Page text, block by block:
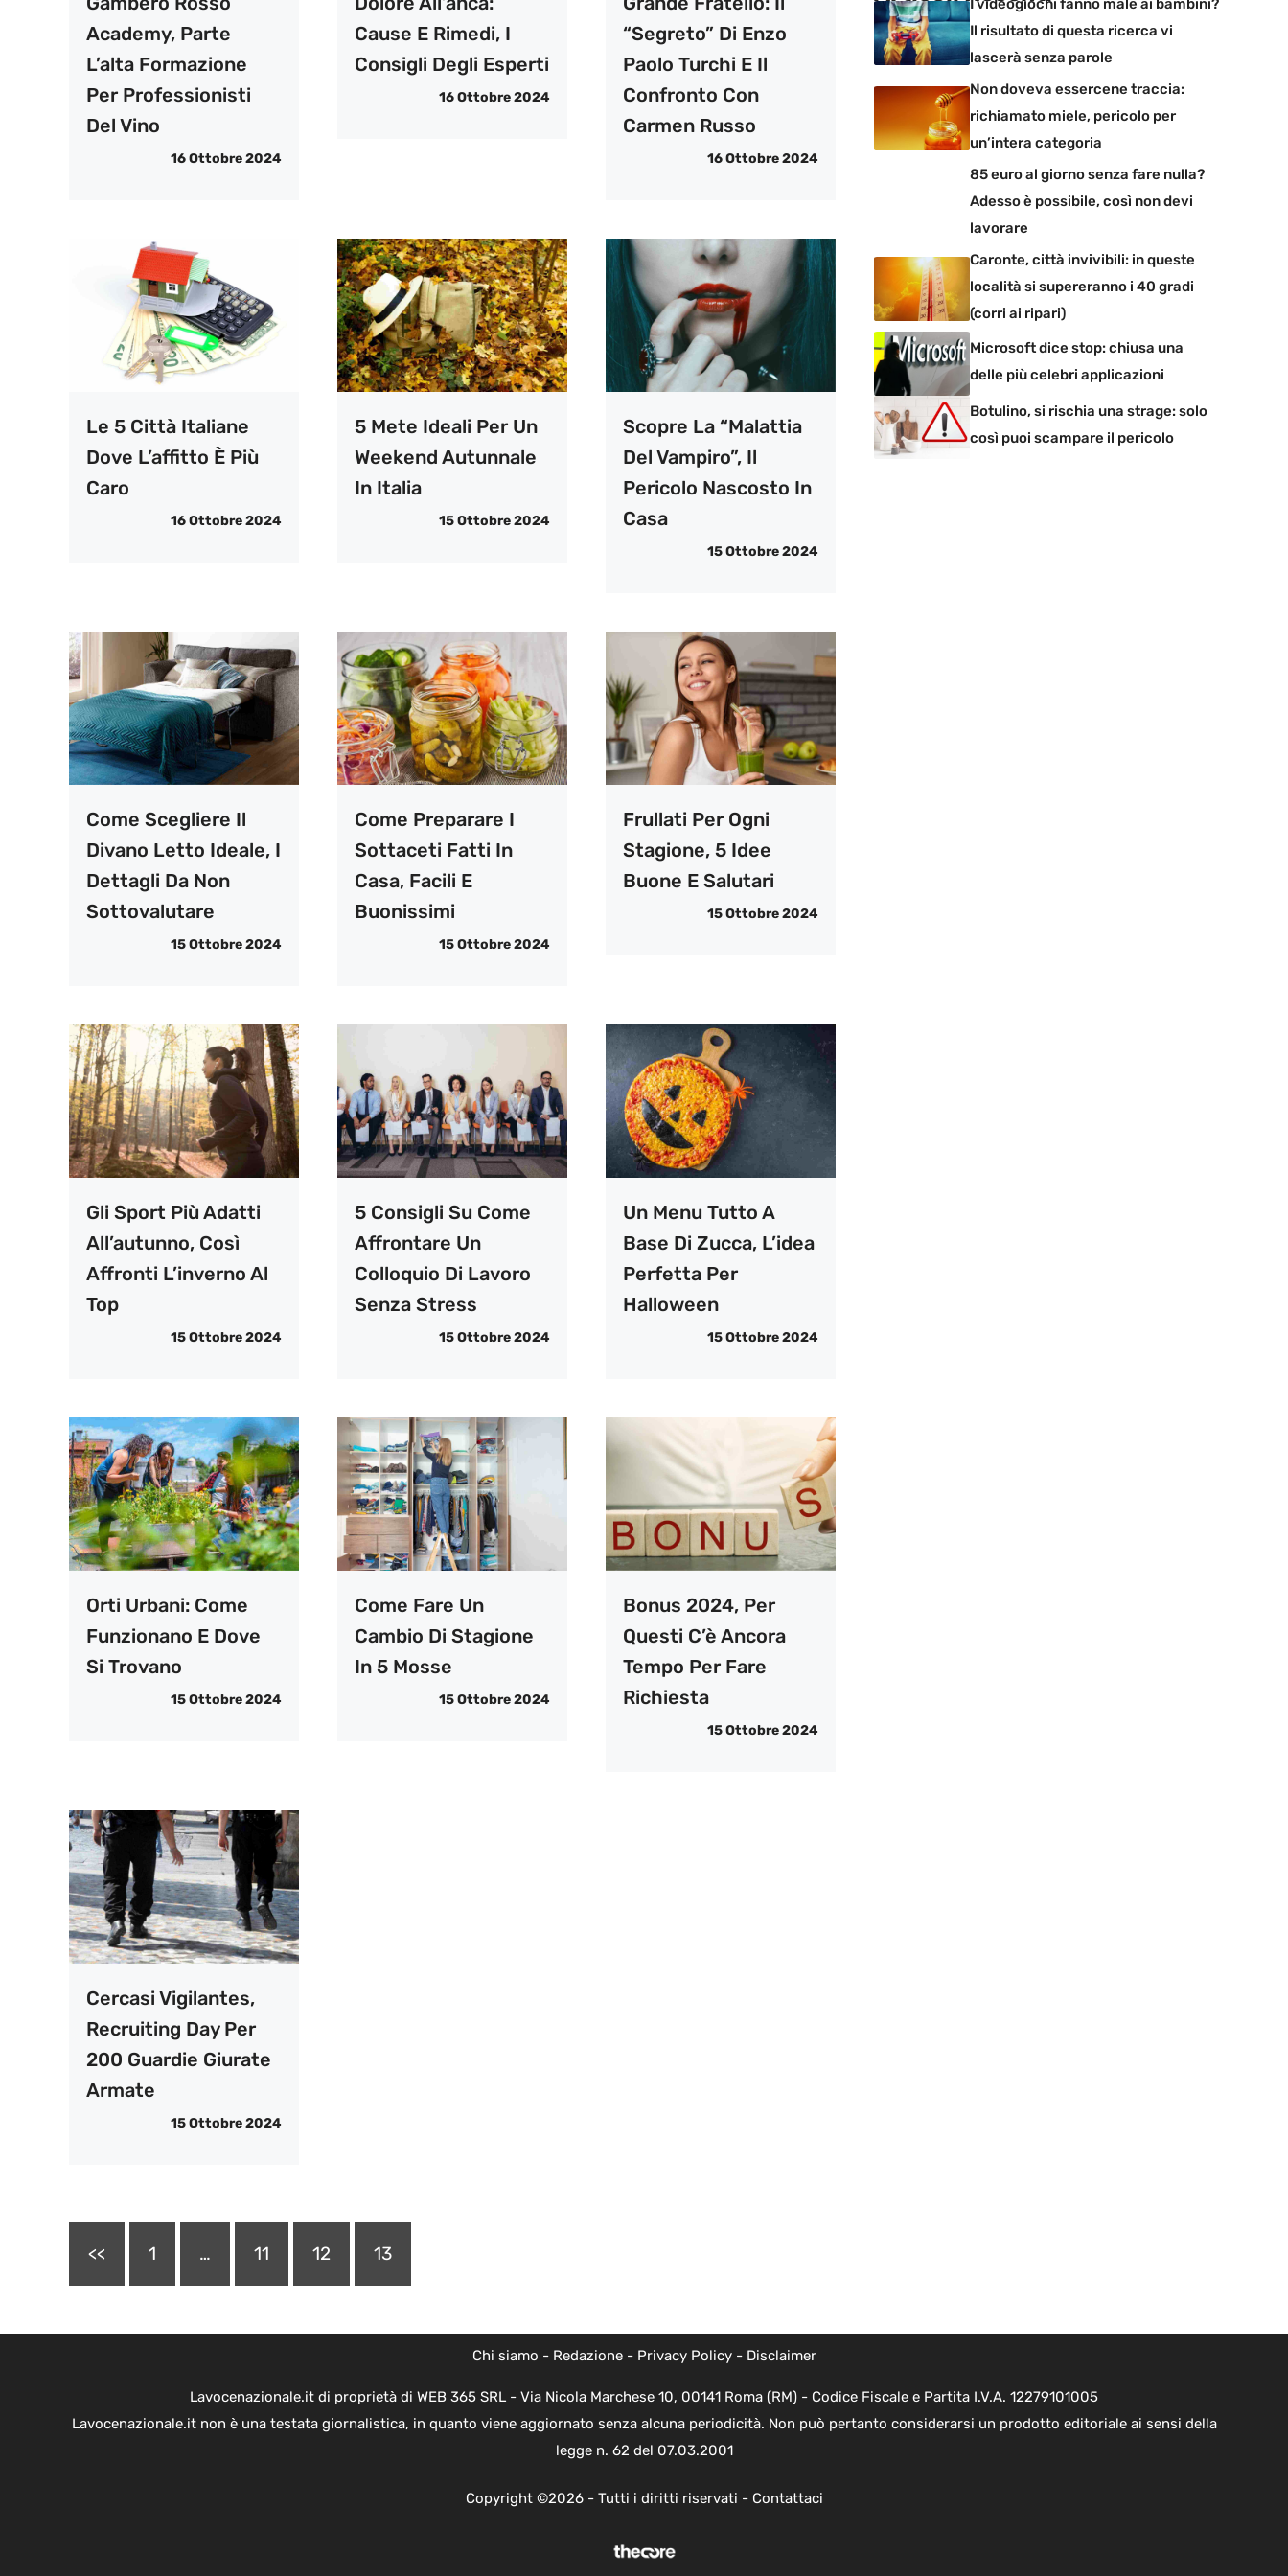
Academy, Parte
L’alta Formazione
Per Professionisti
Del Vino
16 Ottobre 2024
Cause E Rimedi, I
Consigli Degli Esperti
16 Ottobre 2024
“segreto” Di Enzo
Paolo Turchi E Il
Confronto Con
Carmen Russo
16 Ottobre 2024
Le 5 Città Italiane
Dove L’affitto È Più
Caro
16 Ottobre 2024
5 Mete Ideali Per Un
Weekend Autunnale
In Italia
15 Ottobre 2024
Scopre La “malattia
Del Vampiro”, Il
Pericolo Nascosto In
Casa
15 Ottobre 2024
Come Scegliere Il
Divano Letto Ideale, I
Dettagli Da Non
Sottovalutare
15 Ottobre 2024
Come Preparare I
Sottaceti Fatti In
Casa, Facili E
Buonissimi
15 Ottobre 2024
Frullati Per Ogni
Stagione, 5 Idee
Buone E Salutari
15 Ottobre 2024
Gli Sport Più Adatti
All’autunno, Così
Affronti L’inverno Al
Top
15 Ottobre 2024
5 Consigli Su Come
Affrontare Un
Colloquio Di Lavoro
Senza Stress
15 Ottobre 2024
Un Menu Tutto A
Base Di Zucca, L’idea
Perfetta Per
Halloween
15 Ottobre 2024
Orti Urbani: Come
Funzionano E Dove
Si Trovano
15 Ottobre 2024
Come Fare Un
Cambio Di Stagione
In 5 Mosse
15 Ottobre 2024
Bonus 2024, Per
Questi C’è Ancora
Tempo Per Fare
Richiesta
15 Ottobre 2024
Cercasi Vigilantes,
Recruiting Day Per
200 Guardie Giurate
Armate
15 Ottobre 2024
<< 1 … 11 12 13
I videogiochi fanno male ai bambini?
Il risultato di questa ricerca vi
lascerà senza parole
Non doveva essercene traccia:
richiamato miele, pericolo per
un’intera categoria
85 euro al giorno senza fare nulla?
Adesso è possibile, così non devi
lavorare
Caronte, città invivibili: in queste
località si supereranno i 40 gradi
(corri ai ripari)
Microsoft dice stop: chiusa una
delle più celebri applicazioni
Botulino, si rischia una strage: solo
così puoi scampare il pericolo
Chi siamo - Redazione- Privacy Policy- Disclaimer
Lavocenazionale.it di proprietà di WEB 365 SRL - Via Nicola Marchese 10, 00141 Roma (RM) - Codice Fiscale e Partita I.V.A. 12279101005
Lavocenazionale.it non è una testata giornalistica, in quanto viene aggiornato senza alcuna periodicità. Non può pertanto considerarsi un prodotto editoriale ai sensi della
legge n. 62 del 07.03.2001
Copyright ©2026 - Tutti i diritti riservati - Contattaci